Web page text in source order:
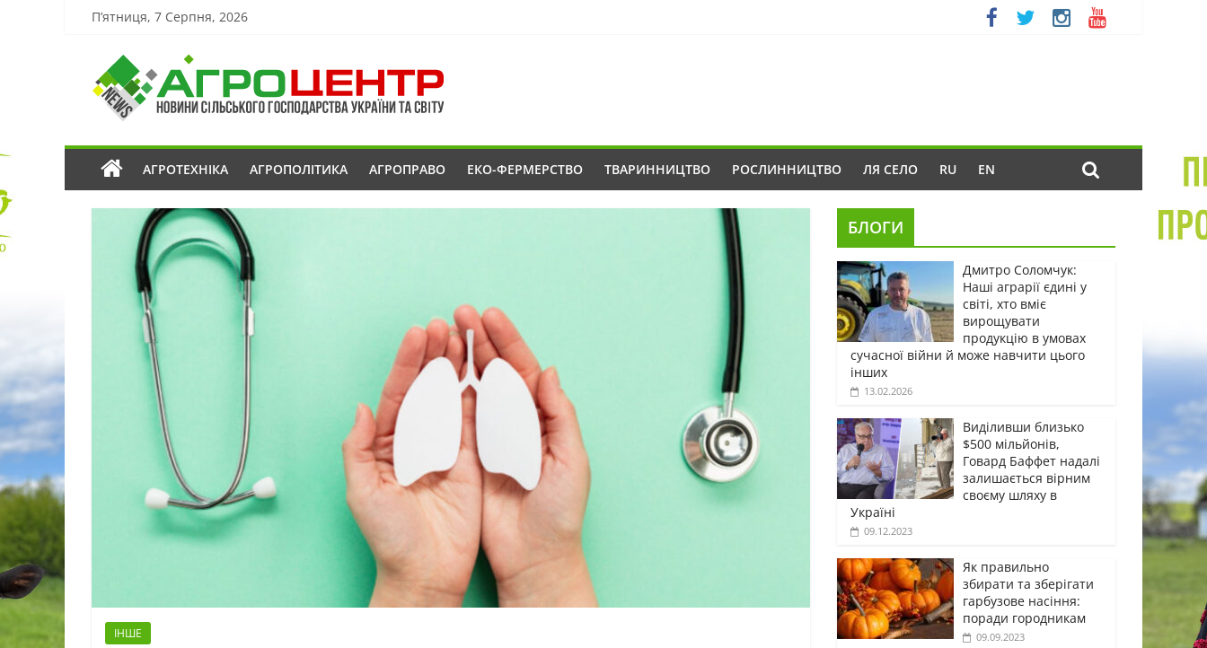
П’ятниця, 7 Серпня, 2026
АГРОТЕХНІКА АГРОПОЛІТИКА АГРОПРАВО ЕКО-ФЕРМЕРСТВО ТВАРИННИЦТВО РОСЛИННИЦТВО ЛЯ СЕЛО RU EN
ІНШЕ
БЛОГИ
Дмитро Соломчук:
Наші аграрії єдині у
світі, хто вміє
вирощувати
продукцію в умовах
сучасної війни й може навчити цього
інших
13.02.2026
Виділивши близько
$500 мільйонів,
Говард Баффет надалі
залишається вірним
своєму шляху в
Україні
09.12.2023
Як правильно
збирати та зберігати
гарбузове насіння:
поради городникам
09.09.2023